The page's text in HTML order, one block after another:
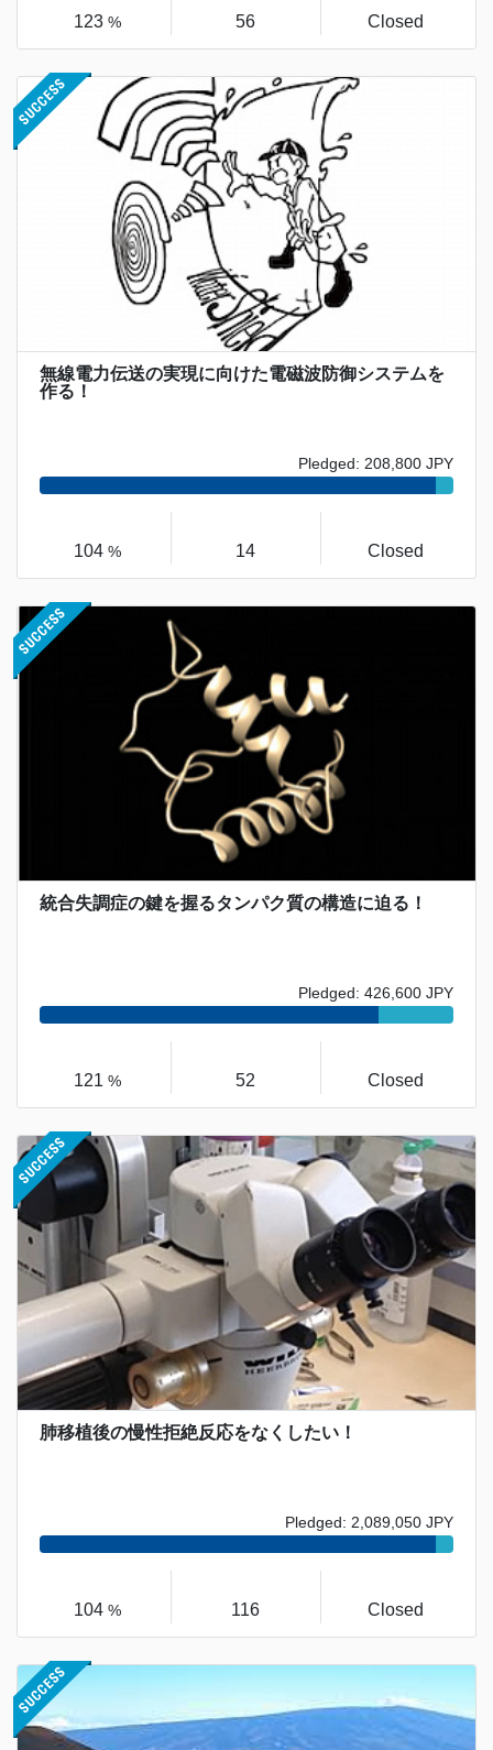
123 % 56 Closed
無線電力伝送の実現に向けた電磁波防御システムを
作る！
Pledged: 208,800 JPY
104 % 14 Closed
統合失調症の鍵を握るタンパク質の構造に迫る！
Pledged: 426,600 JPY
121 % 52 Closed
肺移植後の慢性拒絶反応をなくしたい！
Pledged: 2,089,050 JPY
104 % 116 Closed